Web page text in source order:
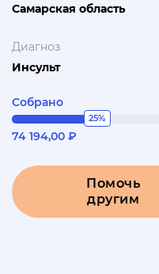
Самарская область
Диагноз
Инсульт
Собрано
25%
74 194,00 ₽
Помочь
другим